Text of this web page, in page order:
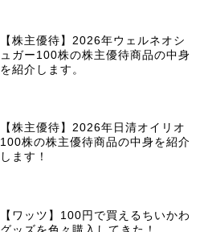
【株主優待】2026年ウェルネオシ
ュガー100株の株主優待商品の中身
を紹介します。
【株主優待】2026年日清オイリオ
100株の株主優待商品の中身を紹介
します！
【ワッツ】100円で買えるちいかわ